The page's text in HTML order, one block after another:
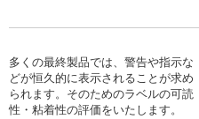
多くの最終製品では、警告や指示な
どが恒久的に表示されることが求め
られます。そのためのラベルの可読
性・粘着性の評価をいたします。